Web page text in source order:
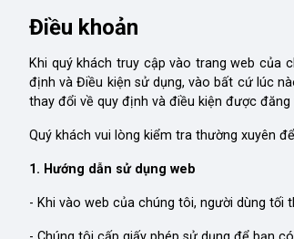
Điều khoản
Khi quý khách truy cập vào trang web của
định và Điều kiện sử dụng, vào bất cứ lúc
thay đổi về quy định và điều kiện được
Quý khách vui lòng kiểm tra thường xuyên
1. Hướng dẫn sử dụng web
- Khi vào web của chúng tôi, người dùng tối